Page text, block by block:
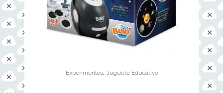
Experimentos, Juguete Educativo